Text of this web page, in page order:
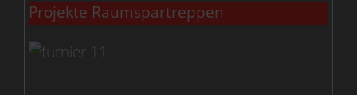
Projekte Raumspartreppen